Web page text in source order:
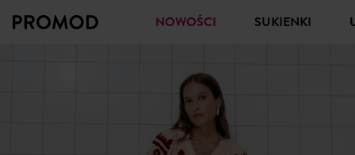
NOWOŚCI SUKIENKI